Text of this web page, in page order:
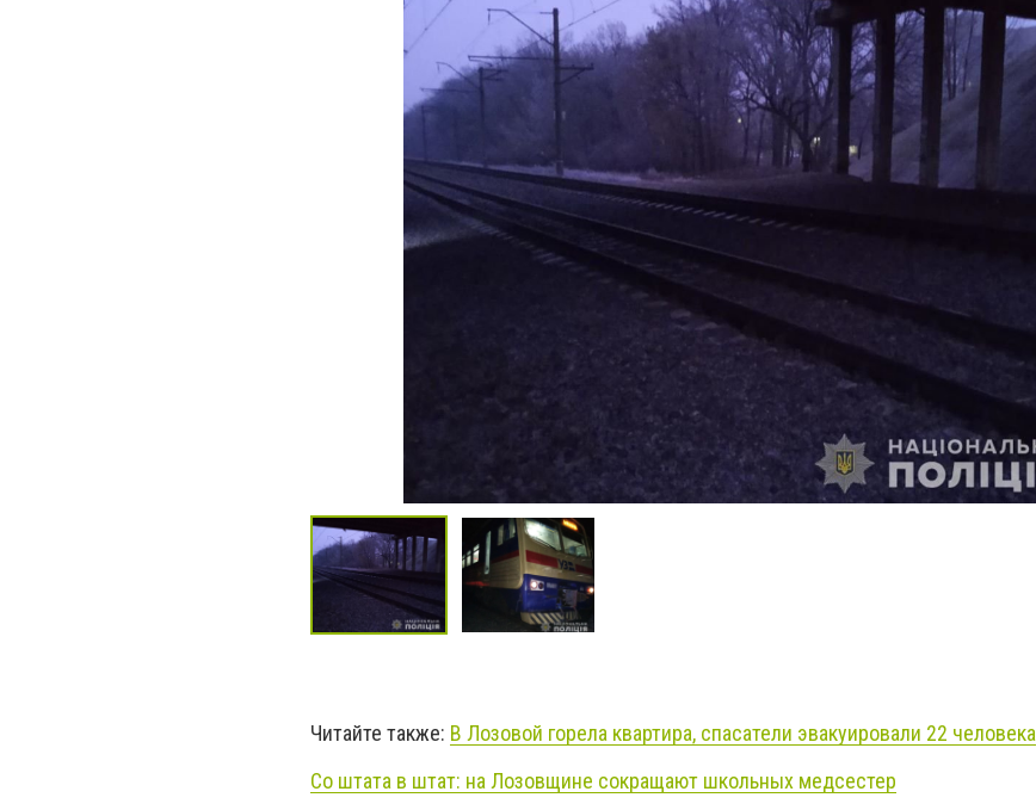
Читайте также: В Лозовой горела квартира, спасатели эвакуировали 22 человека
Со штата в штат: на Лозовщине сокращают школьных медсестер